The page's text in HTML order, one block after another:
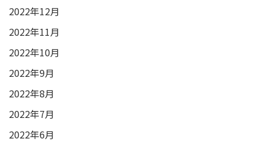
2022年12月
2022年11月
2022年10月
2022年9月
2022年8月
2022年7月
2022年6月